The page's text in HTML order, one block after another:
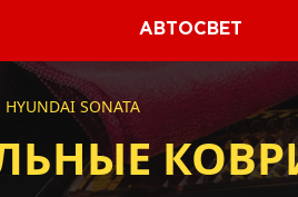
АВТОСВЕТ
HYUNDAI SONATA